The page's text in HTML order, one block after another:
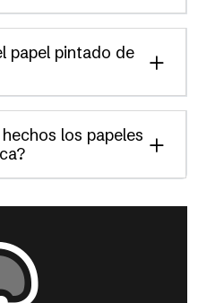
papel pintado de
los papeles